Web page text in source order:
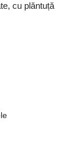
cu plăntuță